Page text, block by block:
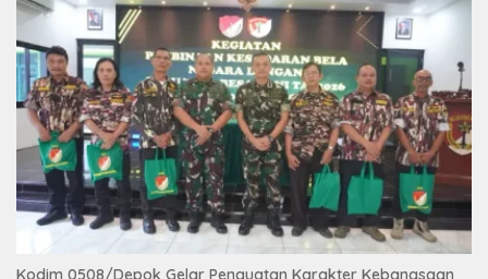
Kodim 0508/Depok Gelar Penguatan Karakter Kebangsaan